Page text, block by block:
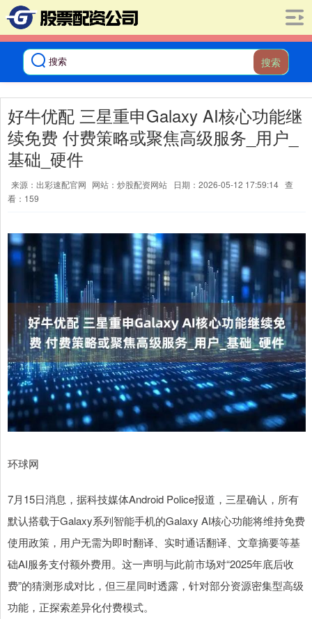
搜索
好牛优配 三星重申Galaxy AI核心功能继
续免费 付费策略或聚焦高级服务_用户_
基础_硬件
来源：出彩速配官网 网站：炒股配资网站 日期：2026-05-12 17:59:14 查
看：159
环球网
7月15日消息，据科技媒体Android Police报道，三星确认，所有
默认搭载于Galaxy系列智能手机的Galaxy AI核心功能将维持免费
使用政策，用户无需为即时翻译、实时通话翻译、文章摘要等基
础AI服务支付额外费用。这一声明与此前市场对“2025年底后收
费”的猜测形成对比，但三星同时透露，针对部分资源密集型高级
功能，正探索差异化付费模式。